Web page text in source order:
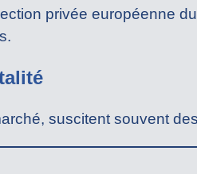
privée européenne
suscitent souvent